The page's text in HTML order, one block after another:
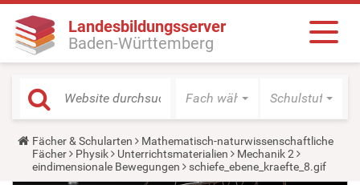
Landesbildungsserver
Baden-Württemberg
Fach wählen Schulstufe
Y
o
u
a
Fächer & Schularten
Mathematisch-naturwissenschaftliche
Fächer
Physik Unterrichtsmaterialien
Mechanik 2
eindimensionale Bewegungen
schiefe_ebene_kraefte_8.gif